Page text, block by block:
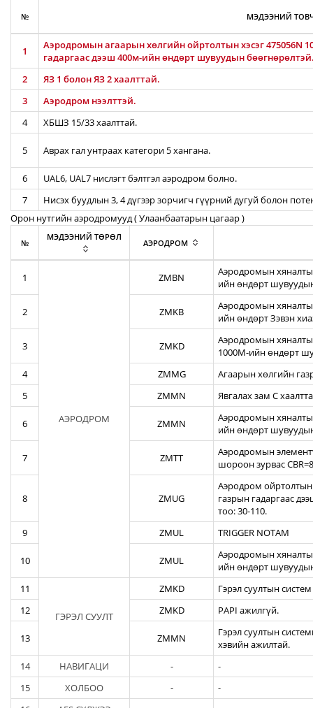
№ МЭДЭЭНИЙ
1
Аэродромын агаарын хөлгийн ойртолтын хэсэг 475056N
гадаргаас дээш 400м-ийн өндөрт шувуудын
2
ЯЗ 1 болон ЯЗ 2 хаалттай.
3
Аэродром нээлттэй.
4
ХБШЗ 15/33 хаалттай.
5 Аврах гал унтраах категори 5 хангана.
6
UAL6, UAL7 нислэгт бэлтгэл аэродром болно.
7
Нисэх буудлын 3, 4 дүгээр зорчигч гүүрний дугуй болон
Орон нутгийн аэродромууд ( Улаанбаатарын цагаар )
№
МЭДЭЭНИЙ ТӨРӨЛ
АЭРОДРОМ
1
АЭРОДРОМ
ZMBN
Аэродромын
ийн өндөрт
2 ZMKB
Аэродромын
ийн өндөрт Зэвэн
3 ZMKD
Аэродромын
1000М-ийн өндөрт
4
ZMMG
Агаарын хөлгийн
5
ZMMN Явгалах зам С
6 ZMMN
Аэродромын
ийн өндөрт
7 ZMTT
Аэродромын
шороон зурвас
8 ZMUG
Аэродром ойртолтын
газрын гадаргаас
тоо: 30-110.
9
ZMUL TRIGGER NOTAM
10 ZMUL
Аэродромын
ийн өндөрт
11
ГЭРЭЛ СУУЛТ
ZMKD
Гэрэл суултын
12
ZMKD PAPI ажилгүй.
13 ZMMN
Гэрэл суултын
хэвийн ажилтай.
14
НАВИГАЦИ -
-
15
ХОЛБОО -
-